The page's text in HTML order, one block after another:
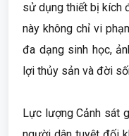
sử dụng thiết bị kích
này không chỉ vi
đa dạng sinh học,
lợi thủy sản và đời
Lực lượng Cảnh sát